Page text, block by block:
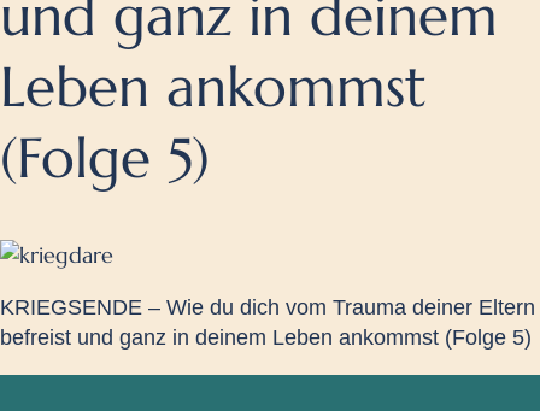
und ganz in deinem
Leben ankommst
(Folge 5)
KRIEGSENDE – Wie du dich vom Trauma deiner Eltern
befreist und ganz in deinem Leben ankommst (Folge 5)